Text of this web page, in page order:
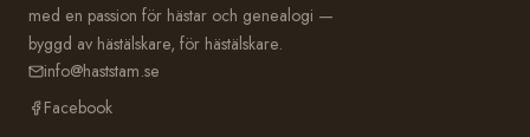
med en passion för hästar och genealogi —
byggd av hästälskare, för hästälskare.
info@haststam.se
Facebook